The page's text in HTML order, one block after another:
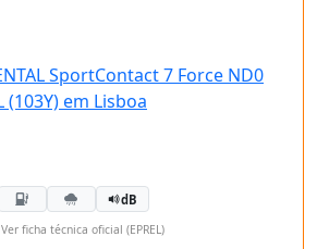
dB
Ver ficha técnica oficial (EPREL)